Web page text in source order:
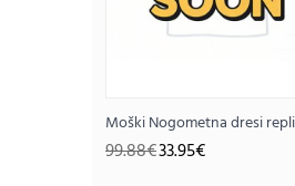
Moški Nogometna dresi
99.88€33.95€